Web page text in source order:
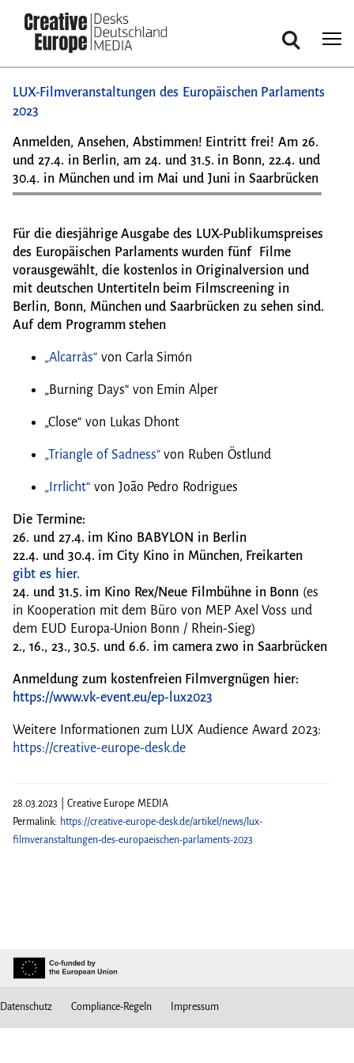
zum
Inhalt
Suche
LUX-Filmveranstaltungen des Europäischen Parlaments
2023
Anmelden, Ansehen, Abstimmen! Eintritt frei! Am 26.
und 27.4. in Berlin, am 24. und 31.5. in Bonn, 22.4. und
30.4. in München und im Mai und Juni in Saarbrücken
Für die diesjährige Ausgabe des LUX-Publikumspreises
des Europäischen Parlaments wurden fünf Filme
vorausgewählt, die kostenlos in Originalversion und
mit deutschen Untertiteln beim Filmscreening in
Berlin, Bonn, München und Saarbrücken zu sehen sind.
Auf dem Programm stehen
„Alcarràs“ von Carla Simón
„Burning Days“ von Emin Alper
„Close“ von Lukas Dhont
„Triangle of Sadness“von Ruben Östlund
„Irrlicht“ von João Pedro Rodrigues
Die Termine:
26. und 27.4. im Kino BABYLON in Berlin
22.4. und 30.4. im City Kino in München, Freikarten
gibt es hier.
24. und 31.5. im Kino Rex/Neue Filmbühne in Bonn (es
in Kooperation mit dem Büro von MEP Axel Voss und
dem EUD Europa-Union Bonn / Rhein-Sieg)
2., 16., 23., 30.5. und 6.6. im camera zwo in Saarbrücken
Anmeldung zum kostenfreien Filmvergnügen hier:
https://www.vk-event.eu/ep-lux2023
Weitere Informationen zum LUX Audience Award 2023:
https://creative-europe-desk.de
28.03.2023 | Creative Europe MEDIA
Permalink: https://creative-europe-desk.de/artikel/news/lux-
filmveranstaltungen-des-europaeischen-parlaments-2023
Datenschutz Compliance-Regeln Impressum